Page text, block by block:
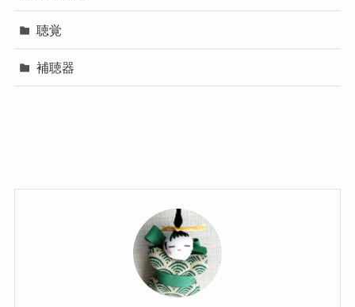
聴覚
補聴器